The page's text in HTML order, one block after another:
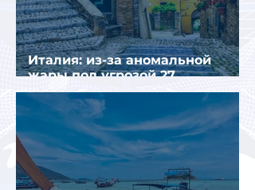
Италия: из-за аномальной
жары под угрозой 27
крупнейших городов